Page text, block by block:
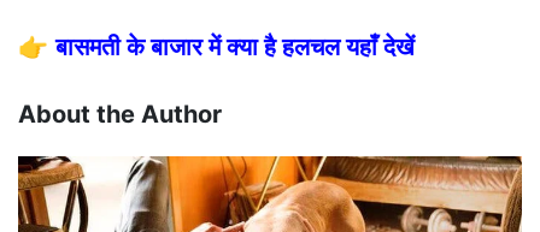
👉बासमती के बाजार में क्या है हलचल यहाँ देखें
About the Author